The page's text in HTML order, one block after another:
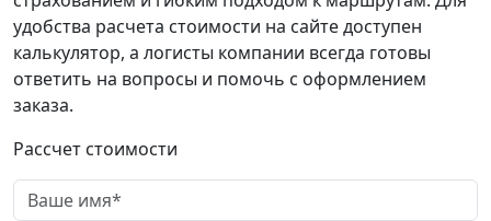
удобства расчета стоимости на сайте доступен
калькулятор, а логисты компании всегда готовы
ответить на вопросы и помочь с оформлением
заказа.
Рассчет стоимости